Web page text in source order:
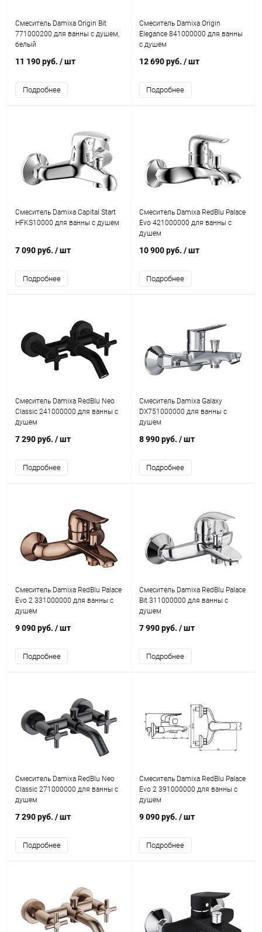
Смеситель Damixa Origin Bit
771000200 для ванны с душем,
белый
11 190 руб. / шт
Подробнее
Смеситель Damixa Origin
Elegance 841000000 для ванны
с душем
12 690 руб. / шт
Подробнее
Смеситель Damixa Capital Start
HFKS10000 для ванны с душем
7 090 руб. / шт
Подробнее
Смеситель Damixa RedBlu Palace
Evo 421000000 для ванны с
душем
10 900 руб. / шт
Подробнее
Смеситель Damixa RedBlu Neo
Classic 241000000 для ванны с
душем
7 290 руб. / шт
Подробнее
Смеситель Damixa Galaxy
DX751000000 для ванны с
душем
8 990 руб. / шт
Подробнее
Смеситель Damixa RedBlu Palace
Evo 2 331000000 для ванны с
душем
9 090 руб. / шт
Подробнее
Смеситель Damixa RedBlu Palace
Bit 311000000 для ванны с
душем
7 990 руб. / шт
Подробнее
Смеситель Damixa RedBlu Neo
Classic 271000000 для ванны с
душем
7 290 руб. / шт
Подробнее
Смеситель Damixa RedBlu Palace
Evo 2 391000000 для ванны с
душем
9 090 руб. / шт
Подробнее